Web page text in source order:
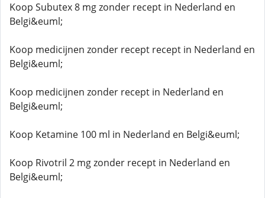
Koop Subutex 8 mg zonder recept in Nederland en
Belgi&euml;
Koop medicijnen zonder recept recept in Nederland en
Belgi&euml;
Koop medicijnen zonder recept in Nederland en
Belgi&euml;
Koop Ketamine 100 ml in Nederland en Belgi&euml;
Koop Rivotril 2 mg zonder recept in Nederland en
Belgi&euml;